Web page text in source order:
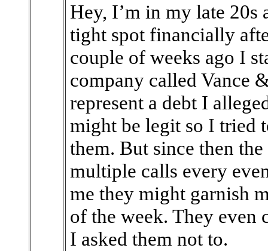
Hey, I’m in my late
tight spot financially
couple of weeks ago I
company called Vance
represent a debt I
might be legit so I tried
them. But since then
multiple calls every
me they might garnish
of the week. They even
I asked them not to.